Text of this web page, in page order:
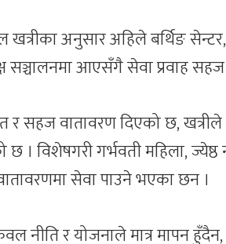
खत्रीका अनुसार अहिले बर्थिङ
सञ्चालनमा आएसँगै सेवा प्रवाह
र सहज वातावरण दिएको छ, खत्रीले
। विशेषगरी गर्भवती महिला, ज्येष्ठ
सेवा पाउने भएका छन ।
नीति र योजनाले मात्र मापन